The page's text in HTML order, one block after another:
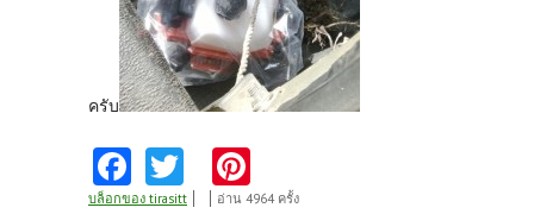
ครับ
Fa
ce w nt
บล็อกของ tirasitt อ่าน 4964 ครั้ง